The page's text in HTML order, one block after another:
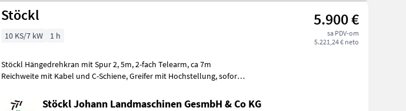
Stöckl 5.900 €
sa PDV-om
5.221,24 € neto
10 KS/7 kW 1 h
Stöckl Hängedrehkran mit Spur 2, 5m, 2-fach Telearm, ca 7m
Reichweite mit Kabel und C-Schiene, Greifer mit Hochstellung, sofort
Stöckl Johann Landmaschinen GesmbH & Co KG